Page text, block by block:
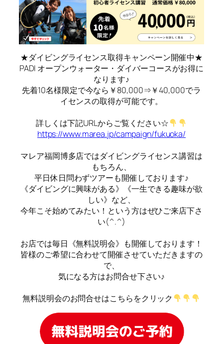
★ダイビングライセンス取得キャンペーン開催中★
PADI オープンウォーター・ダイバーコースがお得に
なります♪
先着10名様限定で今なら￥80,000⇒￥40,000でラ
イセンスの取得が可能です。
詳しくは下記URLからご覧ください☆
https://www.marea.jp/campaign/fukuoka/
マレア福岡博多店ではダイビングライセンス講習は
もちろん、
平日休日問わずツアーも開催しております♪
《ダイビングに興味がある》《一生できる趣味が欲
しい》など、
今年こそ始めてみたい！という方はぜひご来店下さ
い(^.^)
お店では毎日《無料説明会》も開催しております！
皆様のご希望に合わせて開催させていただきますの
で、
気になる方はお問合せ下さい♪
無料説明会のお問合せはこちらをクリック